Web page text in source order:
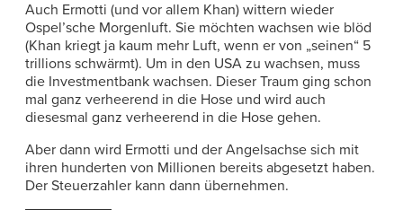
Auch Ermotti (und vor allem Khan) wittern wieder
Ospel’sche Morgenluft. Sie möchten wachsen wie blöd
(Khan kriegt ja kaum mehr Luft, wenn er von „seinen“ 5
trillions schwärmt). Um in den USA zu wachsen, muss
die Investmentbank wachsen. Dieser Traum ging schon
mal ganz verheerend in die Hose und wird auch
diesesmal ganz verheerend in die Hose gehen.
Aber dann wird Ermotti und der Angelsachse sich mit
ihren hunderten von Millionen bereits abgesetzt haben.
Der Steuerzahler kann dann übernehmen.